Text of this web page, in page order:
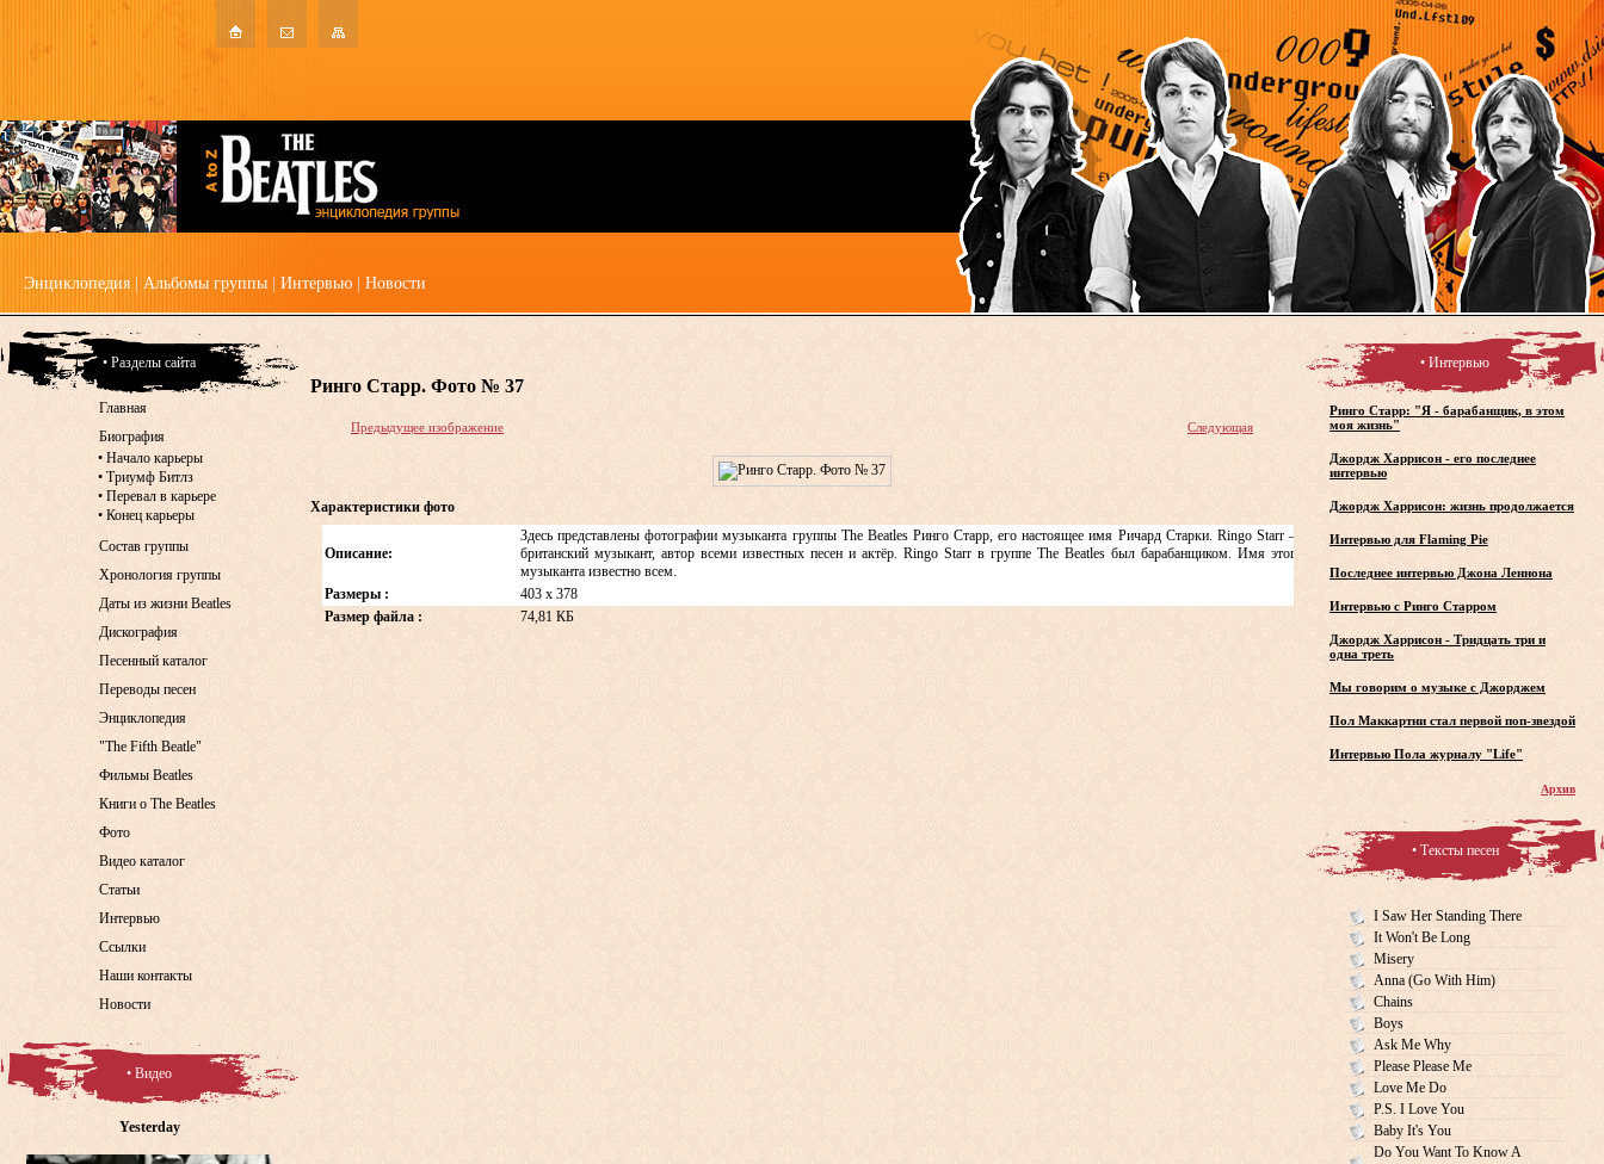
Энциклопедия Альбомы группы Интервью Новости
Ринго Старр. Фото № 37
Предыдущее изображение Следующая
Характеристики фото
Описание:
Здесь представлены фотографии музыканта группы The Beatles Ринго Старр, его настоящее имя Ричард Старки. Ringo Starr —
британский музыкант, автор всеми известных песен и актёр. Ringo Starr в группе The Beatles был барабанщиком. Имя этого
музыканта известно всем.
Размеры :
403 x 378
Размер файла :
74,81 КБ
• Разделы сайта
Главная
Биография
• Начало карьеры
• Триумф Битлз
• Перевал в карьере
• Конец карьеры
Состав группы
Хронология группы
Даты из жизни Beatles
Дискография
Песенный каталог
Переводы песен
Энциклопедия
"The Fifth Beatle"
Фильмы Beatles
Книги о The Beatles
Фото
Видео каталог
Статьи
Интервью
Ссылки
Наши контакты
Новости
• Видео
Yesterday
• Интервью
Ринго Старр: "Я - барабанщик, в этом
моя жизнь"
Джордж Харрисон - его последнее
интервью
Джордж Харрисон: жизнь продолжается
Интервью для Flaming Pie
Последнее интервью Джона Леннона
Интервью с Ринго Старром
Джордж Харрисон - Тридцать три и
одна треть
Мы говорим о музыке с Джорджем
Пол Маккартни стал первой поп-звездой
Интервью Пола журналу "Life"
Архив
• Тексты песен
I Saw Her Standing There
It Won't Be Long
Misery
Anna (Go With Him)
Chains
Boys
Ask Me Why
Please Please Me
Love Me Do
P.S. I Love You
Baby It's You
Do You Want To Know A